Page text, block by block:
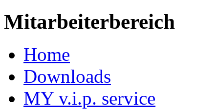
Mitarbeiterbereich
Home
Downloads
MY v.i.p. service